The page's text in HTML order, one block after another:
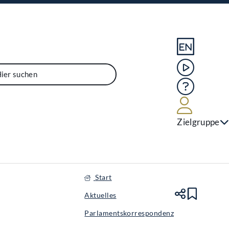
Sprache
Mediathek
Hilfe
Zielgruppe
Start
Aktuelles
Parlamentskorrespondenz